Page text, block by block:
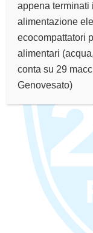
appena
alimentazione
ecocompattatori
alimentari
conta su 29
Genovesato)